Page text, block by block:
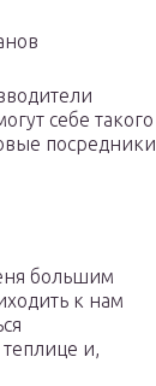
себе такого
посредники
большим
к нам
и,